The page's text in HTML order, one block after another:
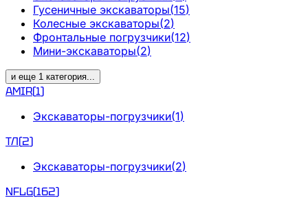
Гусеничные экскаваторы(15)
Колесные экскаваторы(2)
Фронтальные погрузчики(12)
Мини-экскаваторы(2)
и еще 1 категория...
AMIR(1)
Экскаваторы-погрузчики(1)
ТЛ(2)
Экскаваторы-погрузчики(2)
NFLG(162)